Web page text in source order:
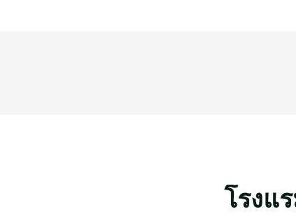
โรงแ